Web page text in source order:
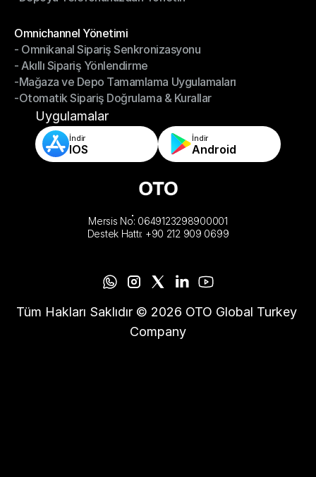
Omnichannel Yönetimi
Omnichannel Yönetimi
- Omnikanal Sipariş Senkronizasyonu
- Omnikanal Sipariş Senkronizasyonu
- Akıllı Sipariş Yönlendirme
- Akıllı Sipariş Yönlendirme
-Mağaza ve Depo Tamamlama Uygulamaları
-Mağaza ve Depo Tamamlama Uygulamaları
-Otomatik Sipariş Doğrulama & Kurallar
-Otomatik Sipariş Doğrulama & Kurallar
Uygulamalar
İndir
IOS
İndir
Android
Mersis No: 0649123298900001
Destek Hattı: +90 212 909 0699
Tüm Hakları Saklıdır © 2026 OTO Global Turkey
Company